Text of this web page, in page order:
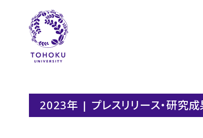
2023年 | プレスリリース・研究成